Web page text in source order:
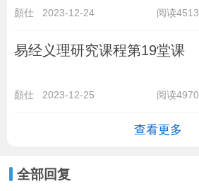
顏仕 2023-12-24 阅读4513
易经义理研究课程第19堂课
顏仕 2023-12-25 阅读4970
查看更多
全部回复